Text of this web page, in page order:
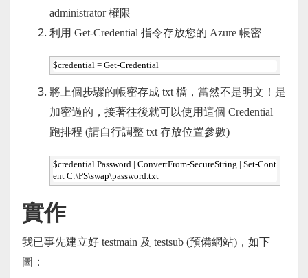
administrator 權限
利用 Get-Credential 指令存放您的 Azure 帳密
$credential = Get-Credential
將上個步驟的帳密存成 txt 檔，當然不是明文！是
加密過的，接著往後就可以使用這個 Credential
跑排程 (請自行調整 txt 存放位置參數)
$credential.Password | ConvertFrom-SecureString | Set-Cont
ent C:\PS\swap\password.txt
實作
我已事先建立好 testmain 及 testsub (預備網站)，如下
圖：